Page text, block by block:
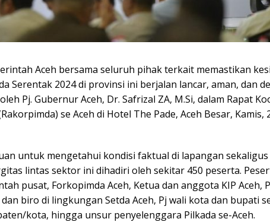
Aceh bersama seluruh pihak terkait memastikan
Serentak 2024 di provinsi ini berjalan lancar, aman, dan
Pj. Gubernur Aceh, Dr. Safrizal ZA, M.Si, dalam Rapat
se Aceh di Hotel The Pade, Aceh Besar, Kamis,
untuk mengetahui kondisi faktual di lapangan sekaligus
lintas sektor ini dihadiri oleh sekitar 450 peserta.
pusat, Forkopimda Aceh, Ketua dan anggota KIP Aceh,
dan biro di lingkungan Setda Aceh, Pj wali kota dan bupati
kota, hingga unsur penyelenggara Pilkada se-Aceh.